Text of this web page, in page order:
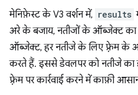
मेनिफ़ेस्ट के V3 वर्शन में, results
अरे के बजाय, नतीजों के ऑब्जेक्ट का
ऑब्जेक्ट, हर नतीजे के लिए फ़्रेम के
करते हैं. इससे डेवलपर को नतीजे
फ़्रेम पर कार्रवाई करने में काफ़ी